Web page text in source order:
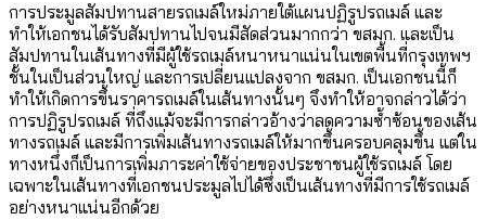
การประมูลสัมปทานสายรถเมล์ใหม่ภายใต้แผนปฏิรูปรถเมล์ และ
ทำให้เอกชนได้รับสัมปทานไปจนมีสัดส่วนมากกว่า ขสมก. และเป็น
สัมปทานในเส้นทางที่มีผู้ใช้รถเมล์หนาหนาแน่นในเขตพื้นที่กรุงเทพฯ
ชั้นในเป็นส่วนใหญ่ และการเปลี่ยนแปลงจาก ขสมก. เป็นเอกชนนี้ก็
ทำให้เกิดการขึ้นราคารถเมล์ในเส้นทางนั้นๆ จึงทำให้อาจกล่าวได้ว่า
การปฏิรูปรถเมล์ ที่ถึงแม้จะมีการกล่าวอ้างว่าลดความซ้ำซ้อนของเส้น
ทางรถเมล์ และมีการเพิ่มเส้นทางรถเมล์ให้มากขึ้นครอบคลุมขึ้น แต่ใน
ทางหนึ่งก็เป็นการเพิ่มภาระค่าใช้จ่ายของประชาชนผู้ใช้รถเมล์ โดย
เฉพาะในเส้นทางที่เอกชนประมูลไปได้ซึ่งเป็นเส้นทางที่มีการใช้รถเมล์
อย่างหนาแน่นอีกด้วย